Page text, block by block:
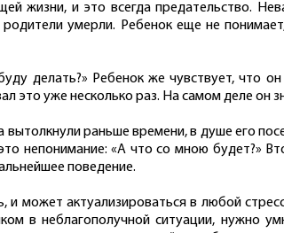
жизни, и это всегда предательство.
умерли. Ребенок еще не
делать?» Ребенок же чувствует, что
уже несколько раз. На самом деле он
раньше времени, в душе его
непонимание: «А что со мною будет?»
поведение.
может актуализироваться в любой
в неблагополучной ситуации, нужно